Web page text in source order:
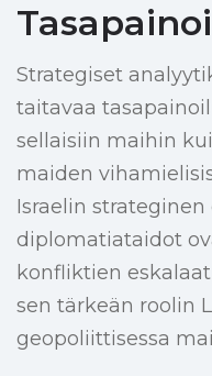
Strategiset
taitavaa
sellaisiin maihin
maiden
Israelin
diplomatiataidot
konfliktien
sen tärkeän roolin
geopoliittisessa